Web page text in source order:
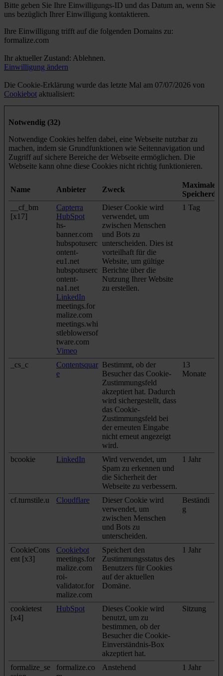
Bitte geben Sie Ihre Einwilligungs-ID und das Datum an, wenn Sie
uns bezüglich Ihrer Einwilligung kontaktieren.
Ihre Einwilligung trifft auf die folgenden Domains zu:
formalize.com
Ihr aktueller Zustand: Ablehnen.
Einwilligung ändern
Die Cookie-Erklärung wurde das letzte Mal am 07/07/2026 von
Cookiebot aktualisiert:
Notwendig (32)
Notwendige Cookies helfen dabei, eine Webseite nutzbar zu
machen, indem sie Grundfunktionen wie Seitennavigation und
Zugriff auf sichere Bereiche der Webseite ermöglichen. Die
Webseite kann ohne diese Cookies nicht richtig funktionieren.
Name Anbieter Zweck
Maximale
__cf_bm
[x17]
Capterra
HubSpot
hs-
banner.com
hubspotuserc
ontent-
eu1.net
hubspotuserc
ontent-
na1.net
LinkedIn
meetings.for
malize.com
meetings.whi
stleblowersof
tware.com
Vimeo
Dieser Cookie wird
verwendet, um
zwischen Menschen
und Bots zu
unterscheiden. Dies ist
vorteilhaft für die
Website, um gültige
Berichte über die
Nutzung Ihrer Website
zu erstellen.
1 Tag
_cs_c
Contentsquar
e
Bestimmt, ob der
Besucher das Cookie-
Zustimmungsfeld
akzeptiert hat. Dadurch
wird sichergestellt, dass
das Cookie-
Zustimmungsfeld bei
der erneuten Eingabe
nicht erneut angezeigt
wird.
13
Monate
bcookie LinkedIn
Wird verwendet, um
Spam zu erkennen und
die Sicherheit der
Webseite zu verbessern.
1 Jahr
cf.turnstile.u Cloudflare
Dieser Cookie wird
verwendet, um
zwischen Menschen
und Bots zu
unterscheiden.
Beständi
g
CookieCons
ent [x3]
Cookiebot
meetings.for
malize.com
roi-
validator.for
malize.com
Speichert den
Zustimmungsstatus des
Benutzers für Cookies
auf der aktuellen
Domäne.
1 Jahr
cookietest
[x4]
HubSpot
Dieses Cookie wird
benutzt, um zu
bestimmen, ob der
Besucher die Cookie-
Einverständnis-Box
akzeptiert hat.
Sitzung
formalize_se
formalize.co
Anstehend 1 Jahr